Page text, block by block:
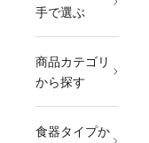
手で選ぶ
商品カテゴリ
から探す
食器タイプか